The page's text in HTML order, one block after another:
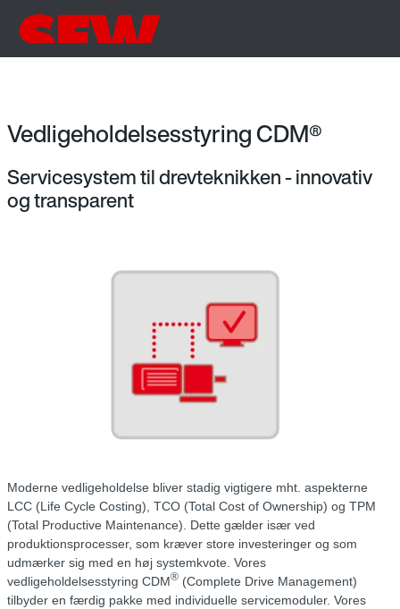
Vedligeholdelsesstyring CDM®
Servicesystem til drevteknikken - innovativ
og transparent
Moderne vedligeholdelse bliver stadig vigtigere mht. aspekterne
LCC (Life Cycle Costing), TCO (Total Cost of Ownership) og TPM
(Total Productive Maintenance). Dette gælder især ved
produktionsprocesser, som kræver store investeringer og som
udmærker sig med en høj systemkvote. Vores
vedligeholdelsesstyring CDM® (Complete Drive Management)
tilbyder en færdig pakke med individuelle servicemoduler. Vores